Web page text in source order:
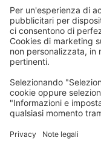
cumulabile con ulteriori
compreso
3Riceverai prima un’e-mail
un semplice clic. Solo allora
Puoi naturalmente annullare
sconto: 150 CHF sul valore
previsto. L’offerta non può
buono è valido per sei
calendari. Utilizzabile più